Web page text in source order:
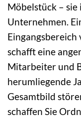
Möbelstück –
Unternehmen.
schafft eine
Mitarbeiter und
herumliegende
Gesamtbild
schaffen Sie